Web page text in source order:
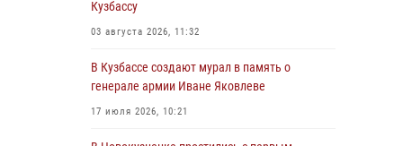
кемеровчанину
06 августа 2026, 09:18
Росгвардейцы задержали мужчину,
повредившего имущество горожанки
06 августа 2026, 08:17
Кузбассу
03 августа 2026, 11:32
В Кузбассе создают мурал в память о
генерале армии Иване Яковлеве
17 июля 2026, 10:21